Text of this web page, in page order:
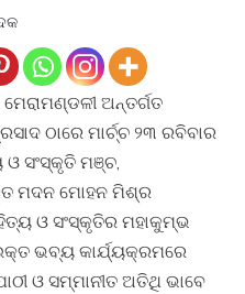
ଅନ୍ତର୍ଗତ
ଠାରେ ମାର୍ଚ୍ଚ ୨୩ ରବିବାର
ଓ ସଂସ୍କୃତି ମଞ୍ଚ,
ମଦନ ମୋହନ ମିଶ୍ର
ଓ ସଂସ୍କୃତିର ମହାକୁମ୍ଭ
ଭବ୍ୟ କାର୍ଯ୍ୟକ୍ରମରେ
ଓ ସମ୍ମାନୀତ ଅତିଥି ଭାବେ